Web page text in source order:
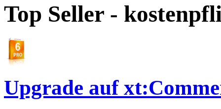
Top Seller -
Upgrade auf